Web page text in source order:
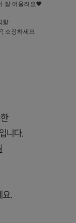
잘 어울려요🖤
할
소장하세요